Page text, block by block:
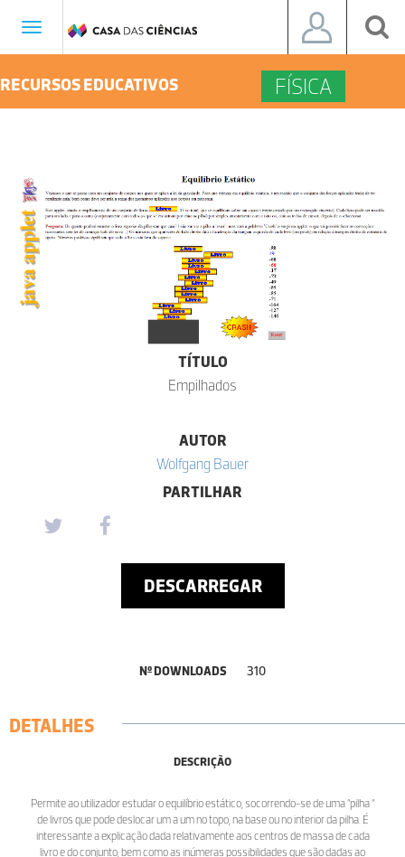
Toggle
RECURSOS EDUCATIVOS FÍSICA
TÍTULO
Empilhados
AUTOR
Wolfgang Bauer
PARTILHAR
DESCARREGAR
Nº DOWNLOADS 310
DETALHES
DESCRIÇÃO
Permite ao utilizador estudar o equilíbrio estático, socorrendo-se de uma “pilha “
de livros que pode deslocar um a um no topo, na base ou no interior da pilha. É
interessante a explicação dada relativamente aos centros de massa de cada
livro e do conjunto, bem como as inúmeras possibilidades que são dadas ao